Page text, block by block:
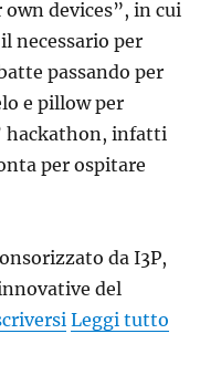
devices”, in cui
necessario per
passando per
e pillow per
hackathon, infatti
per ospitare
da I3P,
del
Leggi tutto